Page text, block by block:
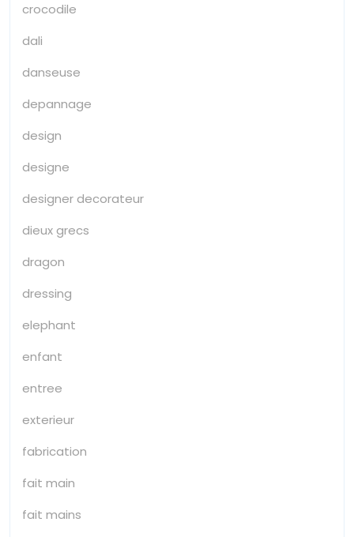
crocodile
dali
danseuse
depannage
design
designe
designer decorateur
dieux grecs
dragon
dressing
elephant
enfant
entree
exterieur
fabrication
fait main
fait mains